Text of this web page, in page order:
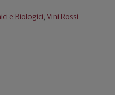
e Biologici, Vini Rossi